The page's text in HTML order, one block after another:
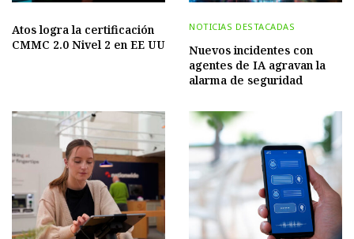
Atos logra la certificación
CMMC 2.0 Nivel 2 en EE UU
NOTICIAS DESTACADAS
Nuevos incidentes con
agentes de IA agravan la
alarma de seguridad